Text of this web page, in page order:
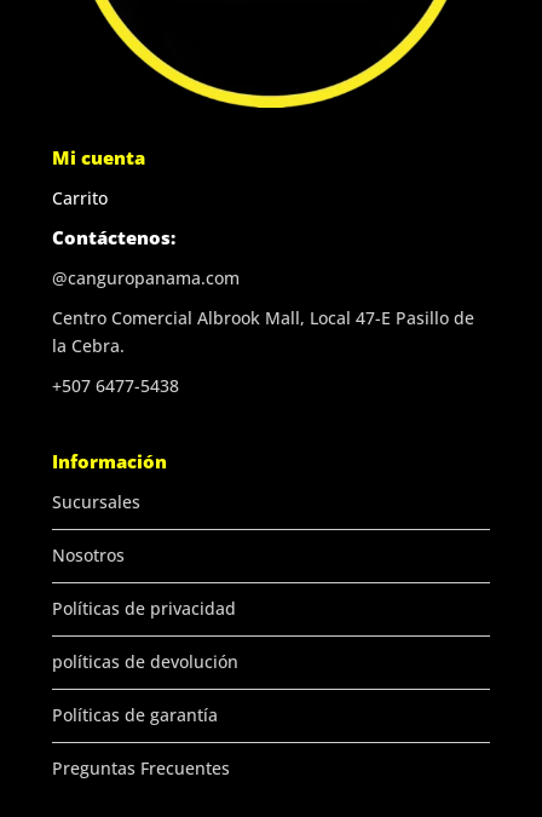
Mi cuenta
Carrito
Contáctenos:
@canguropanama.com
Centro Comercial Albrook Mall, Local 47-E Pasillo de
la Cebra.
+507 6477-5438
Información
Sucursales
Nosotros
Políticas de privacidad
políticas de devolución
Políticas de garantía
Preguntas Frecuentes